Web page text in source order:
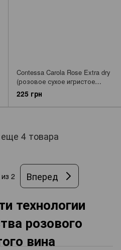
Contessa Carola Rose Extra dry
(розовое сухое игристое
вино)
225 грн
4 товара
из 2 Вперед
технологии
розового
вина